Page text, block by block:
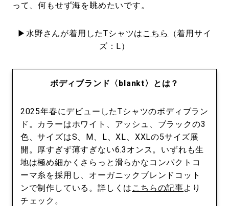
って、何もせず海を眺めたいです。
▶︎水野さんが着用したTシャツは こちら
（着用サイ
ズ：L）
ボディブランド〈blankt〉とは？
2025年春にデビューしたTシャツのボディブラン
ド。カラーはホワイト、アッシュ、ブラックの3
色、サイズはS、M、L、XL、XXLの5サイズ展
開。厚すぎず薄すぎない6.3オンス。いずれも生
地は極め細かくさらっと滑らかなコンパクトコ
ーマ糸を採用し、オーガニックブレンドコット
ンで制作している。詳しくは こちらの記事より
チェック。